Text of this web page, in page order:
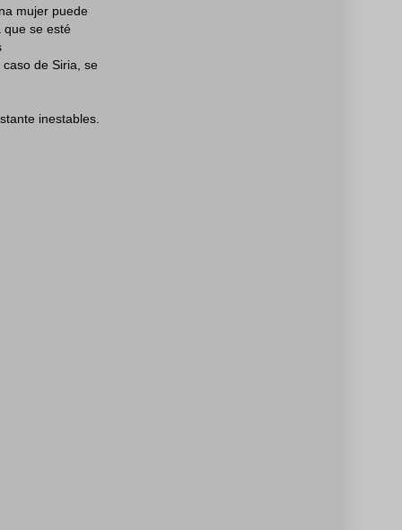
mujer puede
que se esté
de Siria, se
inestables.